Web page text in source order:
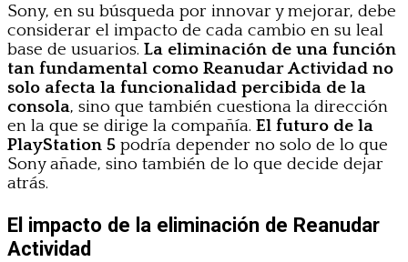
Sony, en su búsqueda por innovar y mejorar, debe
considerar el impacto de cada cambio en su leal
base de usuarios. La eliminación de una función
tan fundamental como Reanudar Actividad no
solo afecta la funcionalidad percibida de la
consola, sino que también cuestiona la dirección
en la que se dirige la compañía. El futuro de la
PlayStation 5 podría depender no solo de lo que
Sony añade, sino también de lo que decide dejar
atrás.
El impacto de la eliminación de Reanudar
Actividad